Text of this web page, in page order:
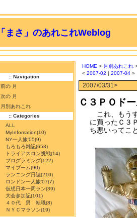
「まさ」のあれこれWeblog
:: Navigation
前の 月
次の 月
月別あれこれ
:: Categories
ALL
MyInfomation(10)
NY一人旅'05(9)
もろもろ雑記(653)
トライアスロン挑戦(14)
プログラミング(122)
マイブーム(90)
ランニング日誌(210)
ロンドン一人旅'07(7)
仮想日本一周ラン(39)
大会参加記(101)
４０代 男 転職(8)
ＮＹＣマラソン(19)
HOME > 月別あれこれ
« 2007-02 | 2007-04 »
2007/03/31>
Ｃ３ＰＯド
これ、もう
に買ったＣ３
ち悪いってこ